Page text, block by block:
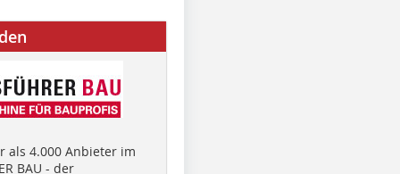
als 4.000 Anbieter im
BAU - der